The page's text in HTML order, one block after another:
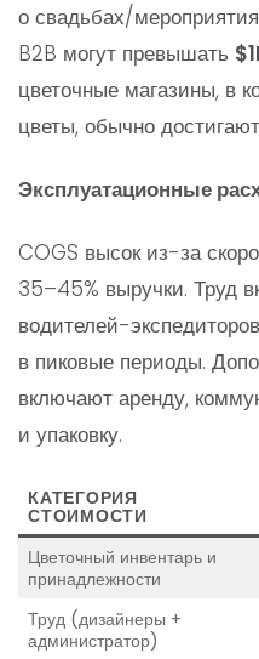
о свадьбах/
B2B могут превышать
цветочные магазины, в
цветы, обычно
Эксплуатационные
COGS высок из-за
35–45% выручки. Труд
водителей-
в пиковые периоды.
включают аренду,
и упаковку.
КАТЕГОРИЯ
СТОИМОСТИ
Цветочный инвентарь и
принадлежности
Труд (дизайнеры +
администратор)